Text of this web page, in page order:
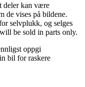
deler kan være
de vises på bildene.
selvplukk, og selges
be sold in parts only.
oppgi
bil for raskere